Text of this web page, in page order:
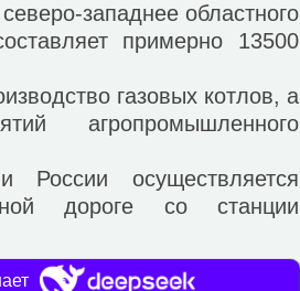
западнее областного
примерно 13500
газовых котлов, а
агропромышленного
осуществляется
дороге со станции